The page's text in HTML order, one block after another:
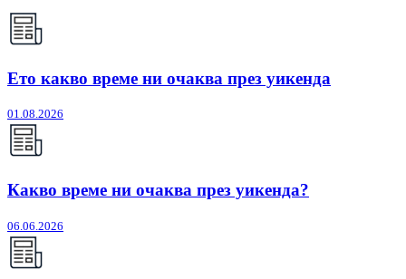
Ето какво време ни очаква през уикенда
01.08.2026
Какво време ни очаква през уикенда?
06.06.2026